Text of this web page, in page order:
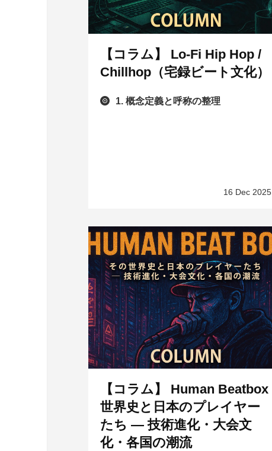
【コラム】 Lo-Fi Hip Hop /
Chillhop（宅録ビート文化）
1. 概念定義と呼称の整理
16 Dec 2025
【コラム】 Human Beatbox
世界史と日本のプレイヤー
たち ― 技術進化・大会文
化・各国の潮流